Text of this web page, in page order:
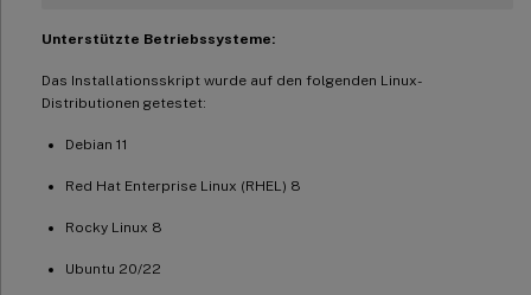
Unterstützte Betriebssysteme:
Das Installationsskript wurde auf den folgenden Linux-
Distributionen getestet:
Debian 11
Red Hat Enterprise Linux (RHEL) 8
Rocky Linux 8
Ubuntu 20/22